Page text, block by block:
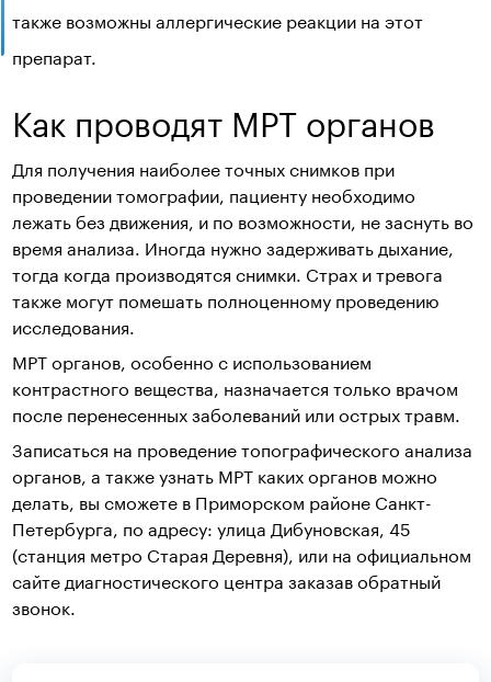
также возможны аллергические реакции на этот
препарат.
Как проводят МРТ органов
Для получения наиболее точных снимков при
проведении томографии, пациенту необходимо
лежать без движения, и по возможности, не заснуть во
время анализа. Иногда нужно задерживать дыхание,
тогда когда производятся снимки. Страх и тревога
также могут помешать полноценному проведению
исследования.
МРТ органов, особенно с использованием
контрастного вещества, назначается только врачом
после перенесенных заболеваний или острых травм.
Записаться на проведение топографического анализа
органов, а также узнать МРТ каких органов можно
делать, вы сможете в Приморском районе Санкт-
Петербурга, по адресу: улица Дибуновская, 45
(станция метро Старая Деревня), или на официальном
сайте диагностического центра заказав обратный
звонок.